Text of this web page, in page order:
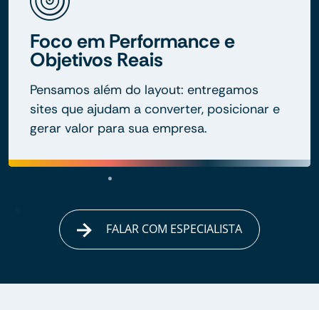
Foco em Performance e
Objetivos Reais
Pensamos além do layout: entregamos
sites que ajudam a converter, posicionar e
gerar valor para sua empresa.
FALAR COM ESPECIALISTA